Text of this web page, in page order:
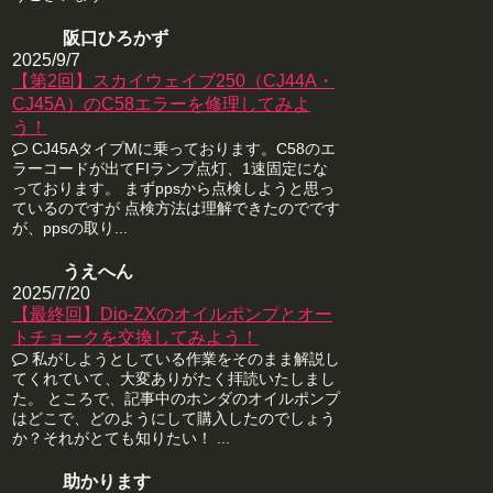
阪口ひろかず
2025/9/7
【第2回】スカイウェイブ250（CJ44A・
CJ45A）のC58エラーを修理してみよ
う！
CJ45AタイプMに乗っております。C58のエ
ラーコードが出てFIランプ点灯、1速固定にな
っております。 まずppsから点検しようと思っ
ているのですが 点検方法は理解できたのでです
が、ppsの取り...
うえへん
2025/7/20
【最終回】Dio-ZXのオイルポンプとオー
トチョークを交換してみよう！
私がしようとしている作業をそのまま解説し
てくれていて、大変ありがたく拝読いたしまし
た。 ところで、記事中のホンダのオイルポンプ
はどこで、どのようにして購入したのでしょう
か？それがとても知りたい！ ...
助かります